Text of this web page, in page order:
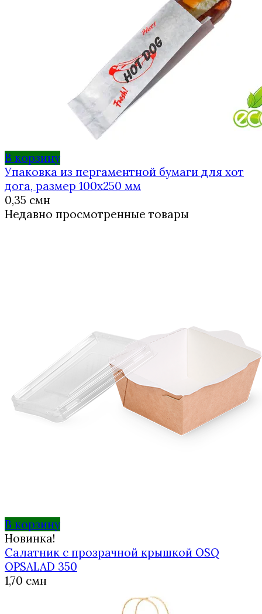
В корзину
Упаковка из пергаментной бумаги для хот
дога, размер 100х250 мм
0,35 смн
Недавно просмотренные товары
В корзину
Новинка!
Салатник с прозрачной крышкой OSQ
OPSALAD 350
1,70 смн